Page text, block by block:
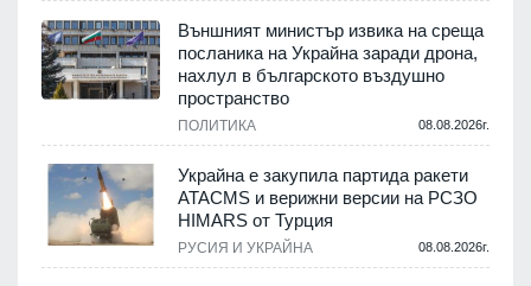
Външният министър извика на среща
посланика на Украйна заради дрона,
нахлул в българското въздушно
пространство
ПОЛИТИКА 08.08.2026г.
Украйна е закупила партида ракети
ATACMS и верижни версии на РСЗО
HIMARS от Турция
РУСИЯ И УКРАЙНА 08.08.2026г.